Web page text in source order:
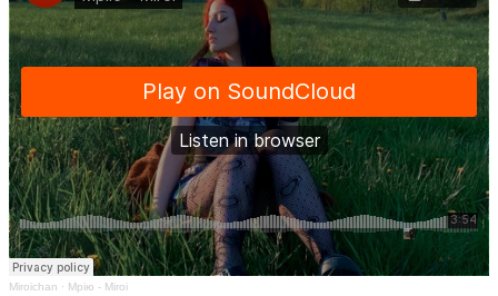
Miroichan · Мрію - Miroi